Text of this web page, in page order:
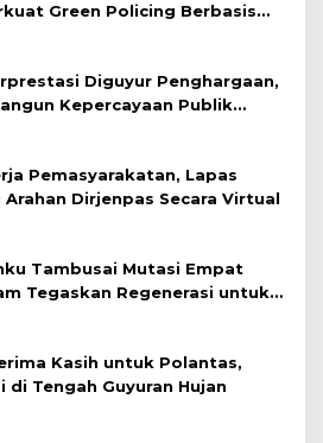
Green Policing Berbasis
Diguyur Penghargaan,
Kepercayaan Publik
Pemasyarakatan, Lapas
Dirjenpas Secara Virtual
Tambusai Mutasi Empat
Tegaskan Regenerasi untuk
Kasih untuk Polantas,
di Tengah Guyuran Hujan